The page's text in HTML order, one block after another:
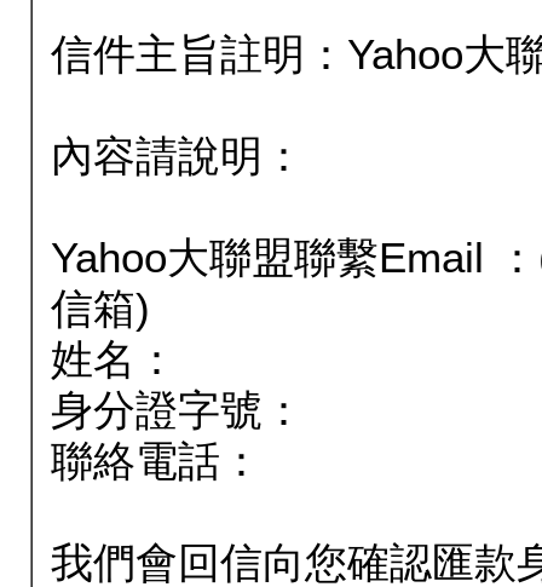
信件主旨註明：Yahoo大
內容請說明：
Yahoo大聯盟聯繫Email
信箱)
姓名：
身分證字號：
聯絡電話：
我們會回信向您確認匯款